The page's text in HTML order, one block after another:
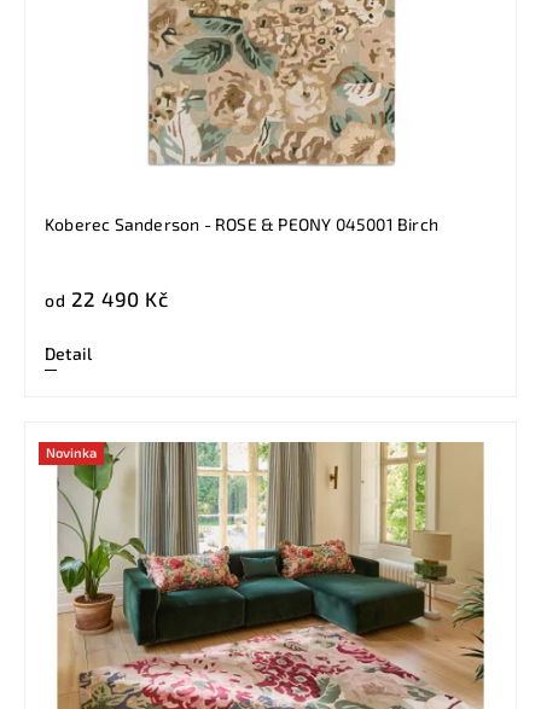
Koberec Sanderson - ROSE & PEONY 045001 Birch
od 22 490 Kč
Detail
Novinka